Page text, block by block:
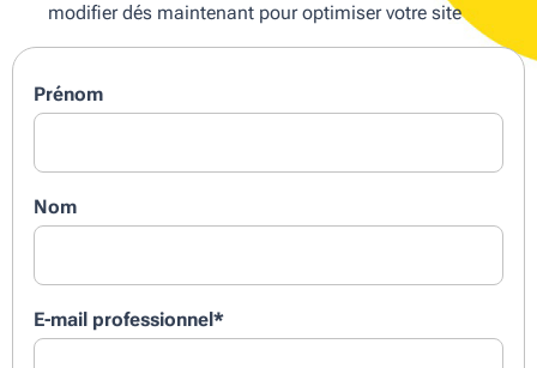
modifier dés maintenant pour optimiser votre site
Prénom
Nom
E-mail professionnel *